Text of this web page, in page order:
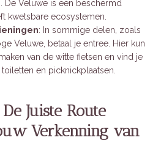
De Veluwe is een beschermd
kwetsbare ecosystemen.
: In sommige delen, zoals
Veluwe, betaal je entree. Hier kun
van de witte fietsen en vind je
en picknickplaatsen.
Juiste Route
Verkenning van